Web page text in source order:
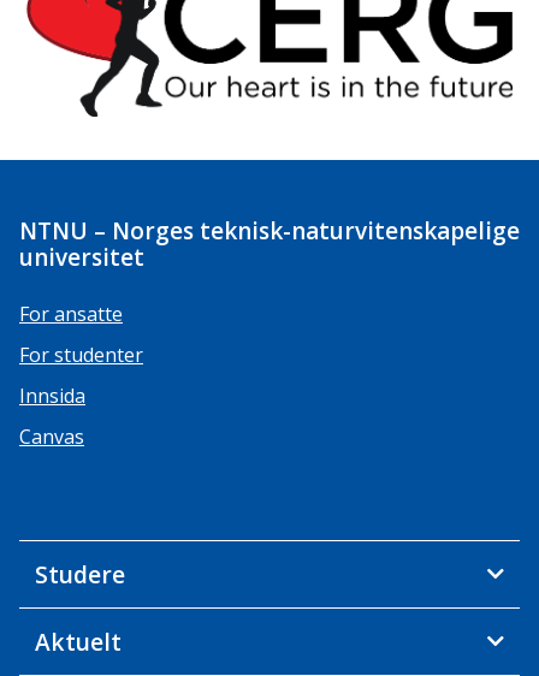
NTNU – Norges teknisk-naturvitenskapelige
universitet
For ansatte
For studenter
Innsida
Canvas
Studere
Aktuelt